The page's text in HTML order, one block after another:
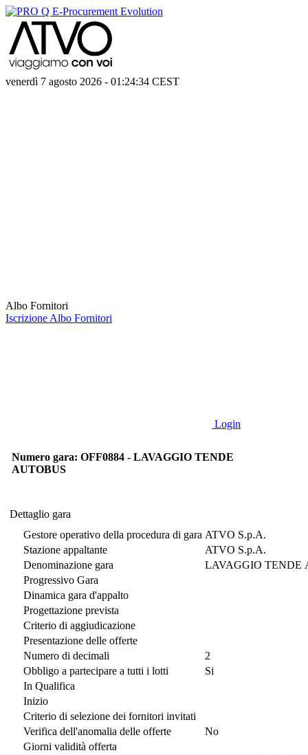
venerdì 7 agosto 2026 - 01:24:34 CEST
Albo Fornitori
Iscrizione Albo Fornitori
Login
Numero gara: OFF0884 - LAVAGGIO TENDE
AUTOBUS
Dettaglio gara
Gestore operativo della procedura di gara ATVO S.p.A.
Stazione appaltante
ATVO S.p.A.
Denominazione gara
LAVAGGIO TENDE
Progressivo Gara
Dinamica gara d'appalto
Progettazione prevista
Criterio di aggiudicazione
Presentazione delle offerte
Numero di decimali
2
Obbligo a partecipare a tutti i lotti
Si
In Qualifica
Inizio
Criterio di selezione dei fornitori invitati
Verifica dell'anomalia delle offerte
No
Giorni validità offerta